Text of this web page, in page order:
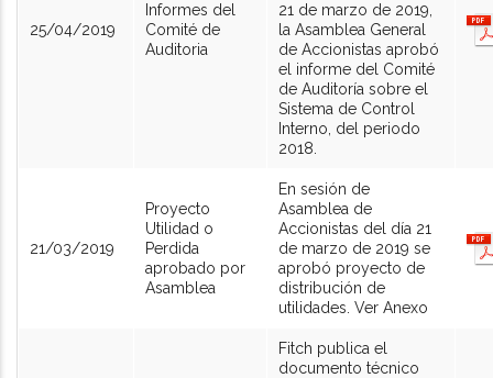
25/04/2019
Informes del
Comité de
Auditoria
21 de marzo de 2019,
la Asamblea General
de Accionistas aprobó
el informe del Comité
de Auditoría sobre el
Sistema de Control
Interno, del periodo
2018.
21/03/2019
Proyecto
Utilidad o
Perdida
aprobado por
Asamblea
En sesión de
Asamblea de
Accionistas del día 21
de marzo de 2019 se
aprobó proyecto de
distribución de
utilidades. Ver Anexo
Fitch publica el
documento técnico